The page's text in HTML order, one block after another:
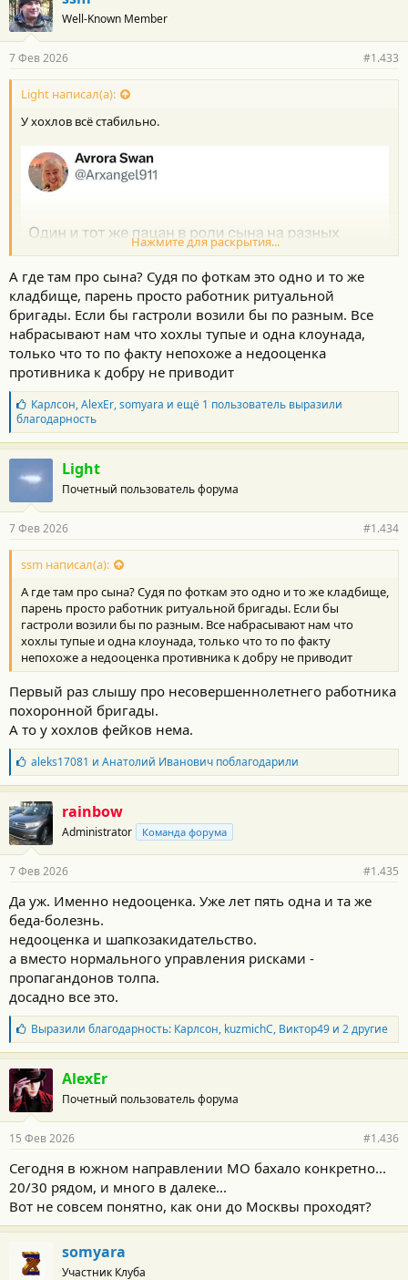
Well-Known Member
7 Фев 2026 #1.433
Light написал(а):
У хохлов всё стабильно.
Нажмите для раскрытия...
А где там про сына? Судя по фоткам это одно и то же
кладбище, парень просто работник ритуальной
бригады. Если бы гастроли возили бы по разным. Все
набрасывают нам что хохлы тупые и одна клоунада,
только что то по факту непохоже а недооценка
противника к добру не приводит
Б
л
а
г
о
д
а
р
о
с
т
:
Карлсон,AlexEr,somyara и ещё 1 пользователь выразили
благодарность
Light
Почетный пользователь форума
7 Фев 2026 #1.434
ssm написал(а):
А где там про сына? Судя по фоткам это одно и то же кладбище,
парень просто работник ритуальной бригады. Если бы
гастроли возили бы по разным. Все набрасывают нам что
хохлы тупые и одна клоунада, только что то по факту
непохоже а недооценка противника к добру не приводит
Первый раз слышу про несовершеннолетнего работника
похоронной бригады.
А то у хохлов фейков нема.
Б
л
а
г
о
д
а
н
с
т
и
:
aleks17081 и Анатолий Ивановичпоблагодарили
rainbow
Administrator Команда форума
7 Фев 2026 #1.435
Да уж. Именно недооценка. Уже лет пять одна и та же
беда-болезнь.
недооценка и шапкозакидательство.
а вместо нормального управления рисками -
пропагандонов толпа.
досадно все это.
Б
л
а
г
о
д
а
н
с
т
и
Выразили благодарность: Карлсон, kuzmichC, Виктор49и 2 другие
AlexEr
Почетный пользователь форума
15 Фев 2026 #1.436
Сегодня в южном направлении МО бахало конкретно...
20/30 рядом, и много в далеке...
Вот не совсем понятно, как они до Москвы проходят?
somyara
Участник Клуба